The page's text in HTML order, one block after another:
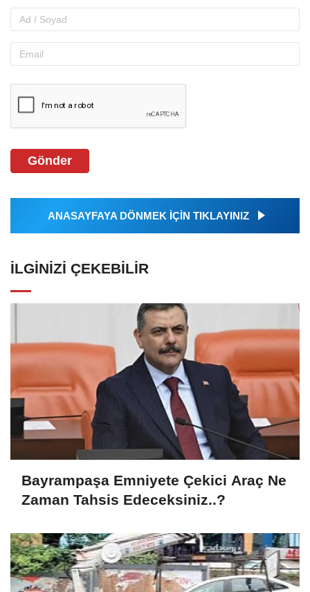
Gönder
ANASAYFAYA DÖNMEK İÇİN TIKLAYINIZ
İLGINIZI ÇEKEBILIR
Bayrampaşa Emniyete Çekici Araç Ne
Zaman Tahsis Edeceksiniz..?